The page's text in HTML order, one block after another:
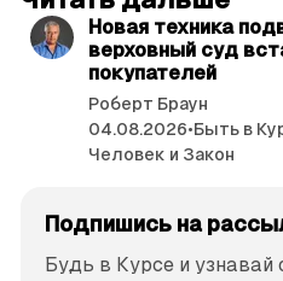
Новая техника
верховный суд
покупателей
Роберт Браун
04.08.2026•Быть в
Человек и Закон
Подпишись на
Будь в Курсе и